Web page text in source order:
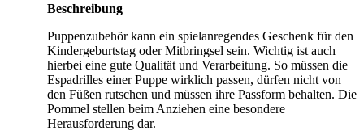
Beschreibung
Puppenzubehör kann ein spielanregendes Geschenk für den
Kindergeburtstag oder Mitbringsel sein. Wichtig ist auch
hierbei eine gute Qualität und Verarbeitung. So müssen die
Espadrilles einer Puppe wirklich passen, dürfen nicht von
den Füßen rutschen und müssen ihre Passform behalten. Die
Pommel stellen beim Anziehen eine besondere
Herausforderung dar.